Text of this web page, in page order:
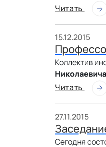
Читать
15.12.2015
Коллектив
Читать
27.11.2015
Сегодня